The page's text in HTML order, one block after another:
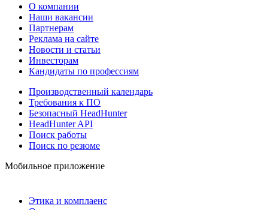
О компании
Наши вакансии
Партнерам
Реклама на сайте
Новости и статьи
Инвесторам
Кандидаты по профессиям
Производственный календарь
Требования к ПО
Безопасный HeadHunter
HeadHunter API
Поиск работы
Поиск по резюме
Мобильное приложение
Этика и комплаенс